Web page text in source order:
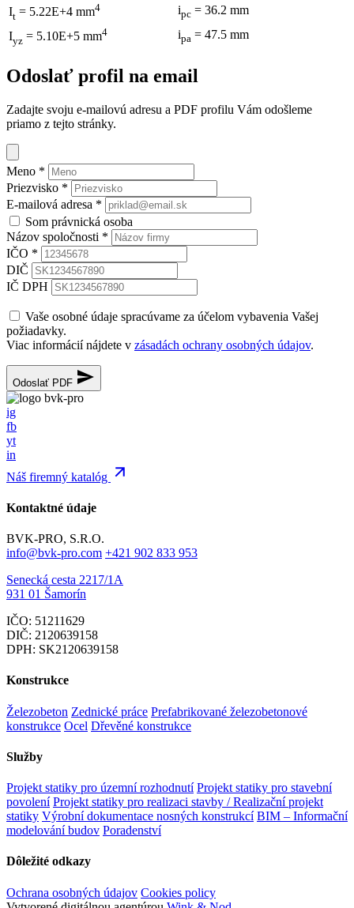
It = 5.22E+4 mm4 ipc = 36.2 mm
Iyz = 5.10E+5 mm4 ipa = 47.5 mm
Odoslať profil na email
Zadajte svoju e-mailovú adresu a PDF profilu Vám odošleme
priamo z tejto stránky.
Meno *
Priezvisko *
E-mailová adresa *
Som právnická osoba
Názov spoločnosti *
IČO *
DIČ
IČ DPH
Vaše osobné údaje spracúvame za účelom vybavenia Vašej
požiadavky.
Viac informácií nájdete v zásadách ochrany osobných údajov.
Odoslať PDF
ig
fb
yt
in
Náš firemný katalóg
Kontaktné údaje
BVK-PRO, S.R.O.
info@bvk-pro.com +421 902 833 953
Senecká cesta 2217/1A
931 01 Šamorín
IČO: 51211629
DIČ: 2120639158
DPH: SK2120639158
Konstrukce
Železobeton Zednické práce Prefabrikované železobetonové
konstrukce Ocel Dřevěné konstrukce
Služby
Projekt statiky pro územní rozhodnutí Projekt statiky pro stavební
povolení Projekt statiky pro realizaci stavby / Realizační projekt
statiky Výrobní dokumentace nosných konstrukcí BIM – Informační
modelování budov Poradenství
Dôležité odkazy
Ochrana osobných údajov Cookies policy